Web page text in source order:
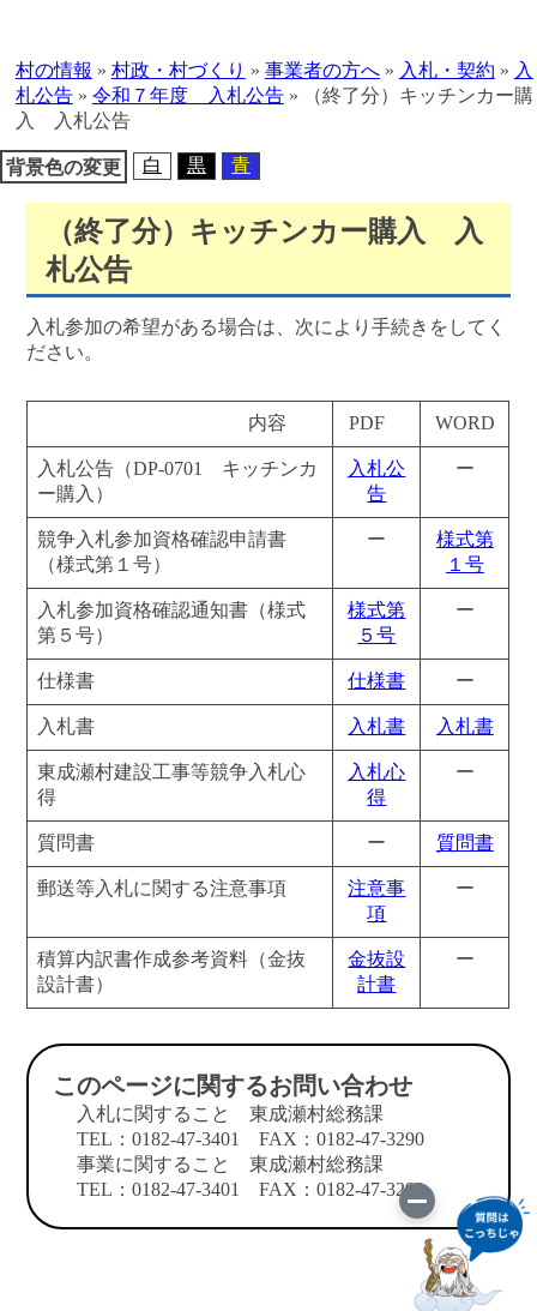
移
動
村の情報 » 村政・村づくり » 事業者の方へ » 入札・契約 » 入
札公告 » 令和７年度 入札公告 » （終了分）キッチンカー購
入 入札公告
背景色の変更 白 黒 青
（終了分）キッチンカー購入 入
札公告
入札参加の希望がある場合は、次により手続きをしてく
ださい。
内容 PDF WORD
入札公告（DP-0701 キッチンカ
ー購入）
入札公
告
ー
競争入札参加資格確認申請書
（様式第１号）
ー
様式第
１号
入札参加資格確認通知書（様式
第５号）
様式第
５号
ー
仕様書 仕様書 ー
入札書 入札書 入札書
東成瀬村建設工事等競争入札心
得
入札心
得
ー
質問書 ー 質問書
郵送等入札に関する注意事項
注意事
項
ー
積算内訳書作成参考資料（金抜
設計書）
金抜設
計書
ー
このページに関するお問い合わせ
入札に関すること 東成瀬村総務課
TEL：0182-47-3401 FAX：0182-47-3290
事業に関すること 東成瀬村総務課
TEL：0182-47-3401 FAX：0182-47-3290